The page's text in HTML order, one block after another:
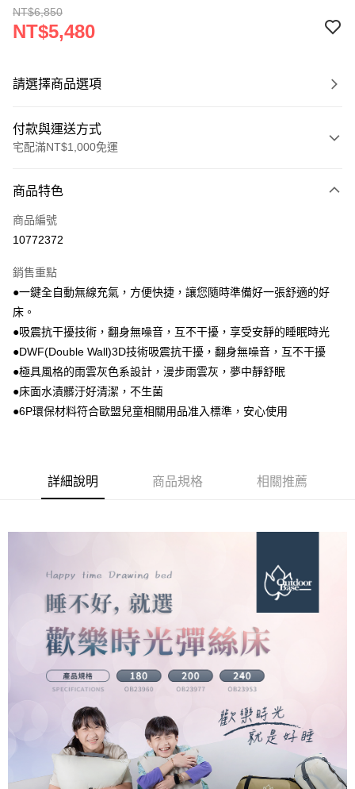
NT$6,850
NT$5,480
請選擇商品選項
付款與運送方式
宅配滿NT$1,000免運
信用卡一次付款
信用卡分期付款
合作金庫商業銀行
華南商業銀行
彰化商業銀行
國泰世華商業銀行
兆豐國際商業銀行
臺灣中小企業銀行
台中商業銀行
匯豐（台灣）商業銀行
華泰商業銀行
聯邦商業銀行
遠東國際商業銀行
元大商業銀行
玉山商業銀行
星展（台灣）商業銀行
LINE Pay
Apple Pay
悠遊付
１．簡單：不需註冊會員、不需綁卡、不需儲值。
２．便利：只要手機號碼，簡訊認證，即可結帳。
結帳頁面，進行簡訊認證並確認金額後，即可完成結帳。
２．訂單成立數日內，您將收到繳費通知簡訊。
３．收到繳費通知簡訊後14天內，點擊此簡訊中的連結，可透過四大超商／
ATM／網路銀行／等多元方式進行付款，方視為交易完成。
※ 請注意：結帳手續完成當下不需立刻繳費，但若您需要取消訂單，請聯絡
購買商品的店家。未經商家同意取消之訂單仍視為有效，需透過AFTEE先享
後付繳納相關費用。
※ 交易是否成功請以「AFTEE先享後付 」之結帳頁面顯示為準，若有關於
是否繳費成功／繳費後需取消欲退款等相關疑問，請聯繫「AFTEE先享後付
【注意事項】
１．透過由恩沛科技股份有限公司提供之「AFTEE先享後付」服務完成之交
易，需依本服務之必要範圍內提供個人資料，並將交易相關給付款項請求債
權轉讓予恩沛科技股份有限公司。
２．關於個人資料處理事宜，請瀏覽以下網址：
運送方式
商品特色
商品編號
10772372
銷售重點
●一鍵全自動無線充氣，方便快捷，讓您隨時準備好一張舒適的好
床。
●吸震抗干擾技術，翻身無噪音，互不干擾，享受安靜的睡眠時光
●DWF(Double Wall)3D技術吸震抗干擾，翻身無噪音，互不干擾
●極具風格的雨雲灰色系設計，漫步雨雲灰，夢中靜舒眠
●床面水漬髒汙好清潔，不生菌
●6P環保材料符合歐盟兒童相關用品准入標準，安心使用
詳細說明 商品規格 相關推薦